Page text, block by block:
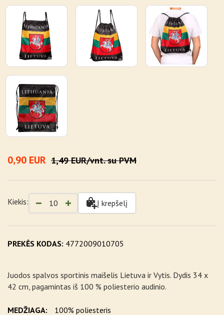
PREKĖS KODAS: 4772009010705
Juodos spalvos sportinis maišelis Lietuva ir Vytis. Dydis 34 x
42 cm, pagamintas iš 100 % poliesterio audinio.
MEDŽIAGA:
100% poliesteris
0,90 EUR 1,49 EUR/vnt. su PVM
Kiekis: Į krepšelį